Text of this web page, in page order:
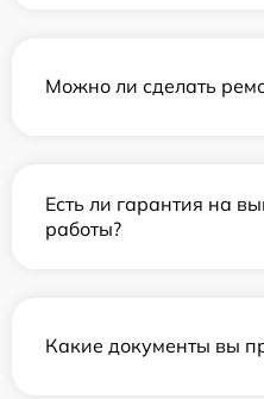
Можно ли сделать
Есть ли гарантия на
работы?
Какие документы вы